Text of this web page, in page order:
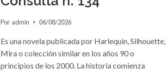
Por admin 06/08/2026
Es una novela publicada por Harlequin, Silhouette,
Mira o colección similar en los años 90 o
principios de los 2000. La historia comienza